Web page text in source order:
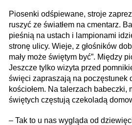
Piosenki odśpiewane, stroje
ruszyć ze światłem na cmentarz.
pieśnią na ustach i lampionami
stronę ulicy. Wieje, z głośników
mały może świętym być”. Między
Jeszcze tylko wizyta przed
święci zapraszają na poczęstunek
kościołem. Na talerzach babeczki,
świętych częstują czekoladą
– Tak to u nas wygląda od